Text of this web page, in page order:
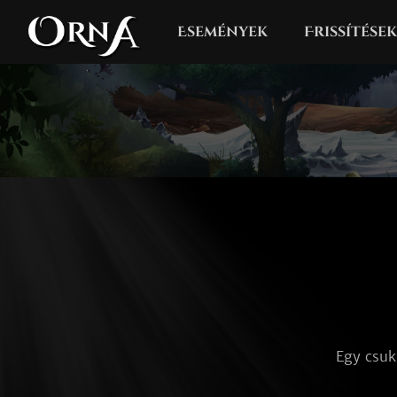
Események Frissítések
Egy